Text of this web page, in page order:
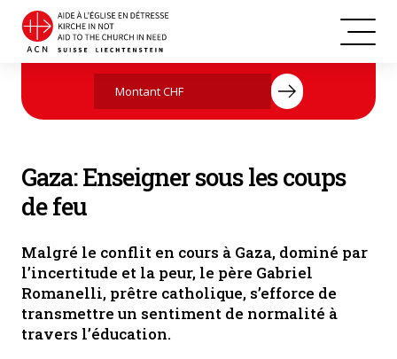
Une salle de classe détruite à Gaza, Palestine (Photo : ACN)
Agissez maintenant par votre don
Gaza: Enseigner sous les coups
de feu
Malgré le conflit en cours à Gaza, dominé par
l’incertitude et la peur, le père Gabriel
Romanelli, prêtre catholique, s’efforce de
transmettre un sentiment de normalité à
travers l’éducation.